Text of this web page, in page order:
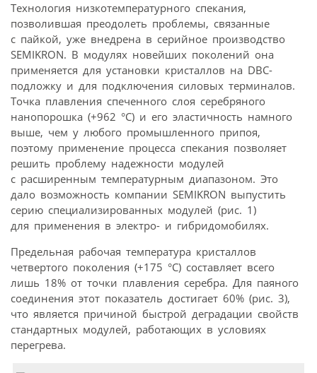
Технология низкотемпературного спекания,
позволившая преодолеть проблемы, связанные
с пайкой, уже внедрена в серийное производство
SEMIKRON. В модулях новейших поколений она
применяется для установки кристаллов на DBC-
подложку и для подключения силовых терминалов.
Точка плавления спеченного слоя серебряного
нанопорошка (+962 °C) и его эластичность намного
выше, чем у любого промышленного припоя,
поэтому применение процесса спекания позволяет
решить проблему надежности модулей
с расширенным температурным диапазоном. Это
дало возможность компании SEMIKRON выпустить
серию специализированных модулей (рис. 1)
для применения в электро- и гибридомобилях.
Предельная рабочая температура кристаллов
четвертого поколения (+175 °С) составляет всего
лишь 18% от точки плавления серебра. Для паяного
соединения этот показатель достигает 60% (рис. 3),
что является причиной быстрой деградации свойств
стандартных модулей, работающих в условиях
перегрева.